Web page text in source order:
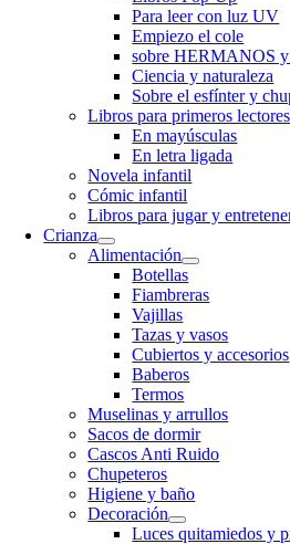
Para leer con luz UV
Empiezo el cole
sobre HERMANOS
Ciencia y naturaleza
Sobre el esfínter y
Libros para primeros lectores
En mayúsculas
En letra ligada
Novela infantil
Cómic infantil
Libros para jugar y
Crianza
Alimentación
Botellas
Fiambreras
Vajillas
Tazas y vasos
Cubiertos y accesorios
Baberos
Termos
Muselinas y arrullos
Sacos de dormir
Cascos Anti Ruido
Chupeteros
Higiene y baño
Decoración
Luces quitamiedos y